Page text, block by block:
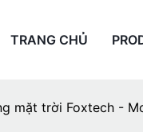
TRANG CHỦ
mặt trời Foxtech -